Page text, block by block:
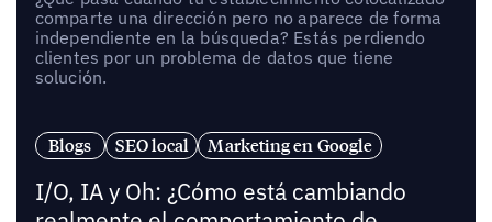
comparte una dirección pero no aparece de forma
independiente en la búsqueda? Estás perdiendo
clientes por un problema de datos que tiene
solución.
Blogs SEO local Marketing en Google
I/O, IA y Oh: ¿Cómo está cambiando